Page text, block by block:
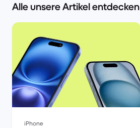
Alle unsere Artikel entdecken
iPhone